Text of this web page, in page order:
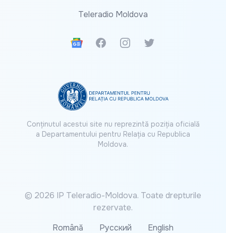
Teleradio Moldova
Google News
FacebookInstagramTwitter
Conținutul acestui site nu reprezintă poziția oficială
a Departamentului pentru Relația cu Republica
Moldova.
© 2026 IP Teleradio-Moldova. Toate drepturile
rezervate.
Română
Русский English